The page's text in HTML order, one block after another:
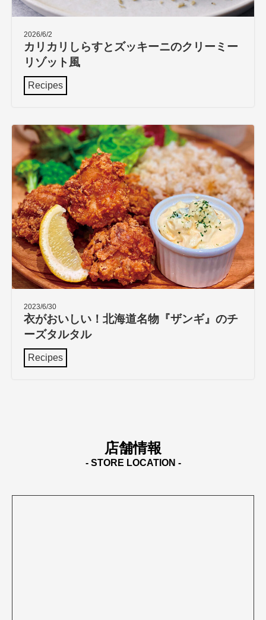
2026/6/2
カリカリしらすとズッキーニのクリーミー
リゾット風
Recipes
2023/6/30
衣がおいしい！北海道名物『ザンギ』のチ
ーズタルタル
Recipes
店舗情報
- STORE LOCATION -